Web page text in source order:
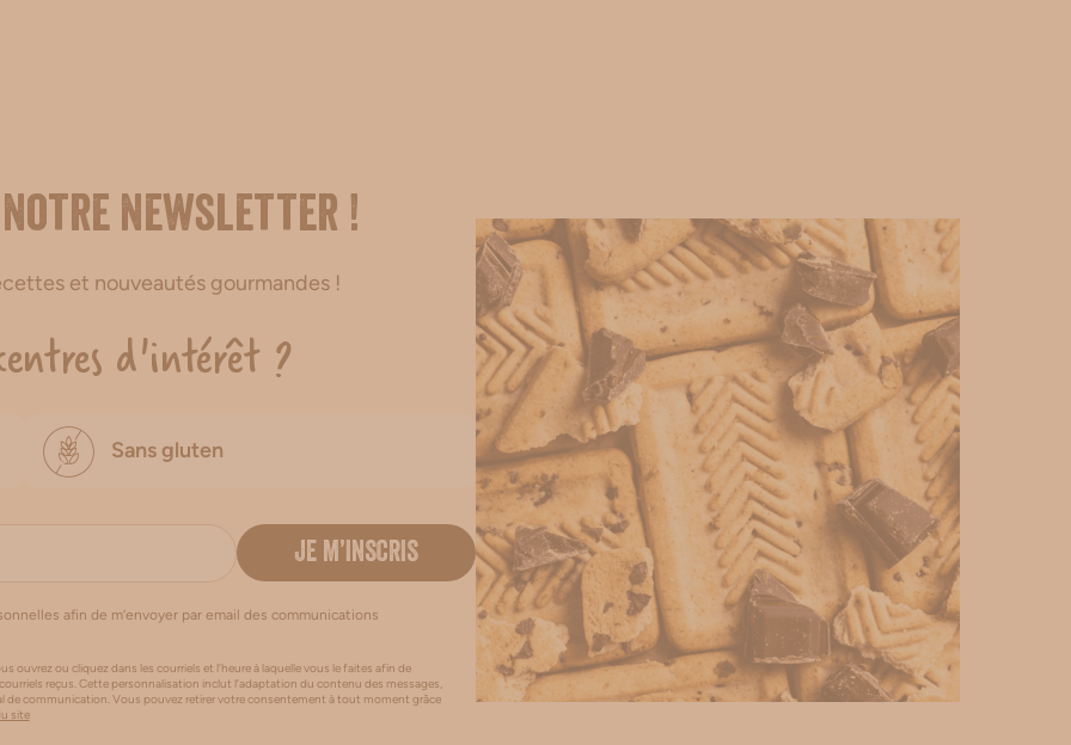
notre newsletter !
et nouveautés gourmandes !
d'intérêt ?
Sans gluten
JE M’INSCRIS
afin de m’envoyer par email des communications
ou cliquez dans les courriels et l’heure à laquelle vous le faites afin de
reçus. Cette personnalisation inclut l’adaptation du contenu des messages,
de communication. Vous pouvez retirer votre consentement à tout moment grâce
site